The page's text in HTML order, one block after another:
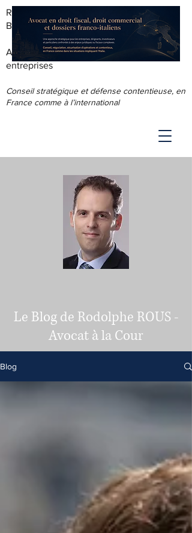
RODOLPHE ROUS - AVOCAT AU
BARREAU DE LYON
Accompagnement juridique & fiscal des
entreprises
Conseil stratégique et défense contentieuse, en
France comme à l’international
Le Blog de Rodolphe ROUS -
Avocat à la Cour
Blog